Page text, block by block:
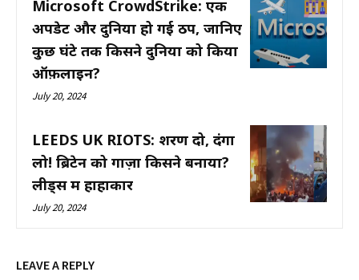
Microsoft CrowdStrike: एक
अपडेट और दुनिया हो गई ठप, जानिए
कुछ घंटे तक किसने दुनिया को किया
ऑफ़लाइन?
July 20, 2024
LEEDS UK RIOTS: शरण दो, दंगा
लो! ब्रिटेन को गाज़ा किसने बनाया?
लीड्स में हाहाकार
July 20, 2024
LEAVE A REPLY